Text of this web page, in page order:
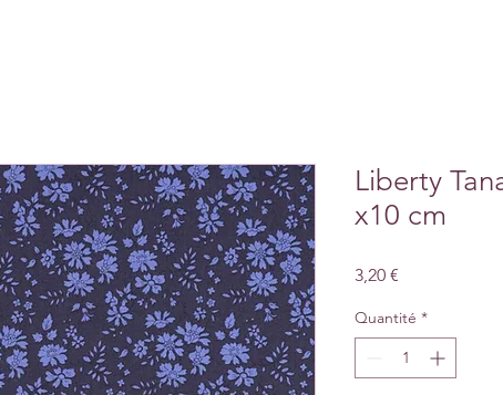
Liberty
x10 cm
3,20 €
Quantité *